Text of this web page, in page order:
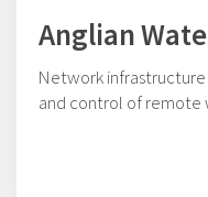
Anglian
Network
and control of remote